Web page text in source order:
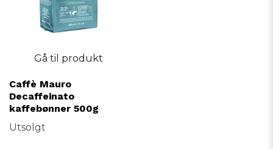
Gå til produkt
Caffè Mauro
Decaffeinato
kaffebønner 500g
Utsolgt